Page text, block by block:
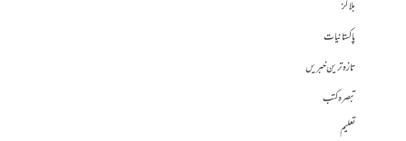
بلاگز
پاکستانیات
تازہ ترین خبریں
تبصرہ کتب
تعلیم